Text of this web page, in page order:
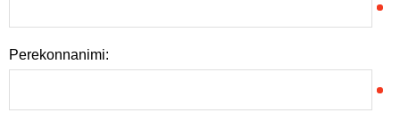
Perekonnanimi: